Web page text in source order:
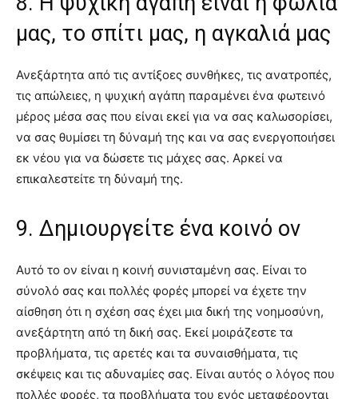
μας, το σπίτι μας, η αγκαλιά μας
Ανεξάρτητα από τις αντίξοες συνθήκες, τις ανατροπές,
τις απώλειες, η ψυχική αγάπη παραμένει ένα φωτεινό
μέρος μέσα σας που είναι εκεί για να σας καλωσορίσει,
να σας θυμίσει τη δύναμή της και να σας ενεργοποιήσει
εκ νέου για να δώσετε τις μάχες σας. Αρκεί να
επικαλεστείτε τη δύναμή της.
9. Δημιουργείτε ένα κοινό ον
Αυτό το ον είναι η κοινή συνισταμένη σας. Είναι το
σύνολό σας και πολλές φορές μπορεί να έχετε την
αίσθηση ότι η σχέση σας έχει μια δική της νοημοσύνη,
ανεξάρτητη από τη δική σας. Εκεί μοιράζεστε τα
προβλήματα, τις αρετές και τα συναισθήματα, τις
σκέψεις και τις αδυναμίες σας. Είναι αυτός ο λόγος που
πολλές φορές, τα προβλήματα του ενός μεταφέρονται